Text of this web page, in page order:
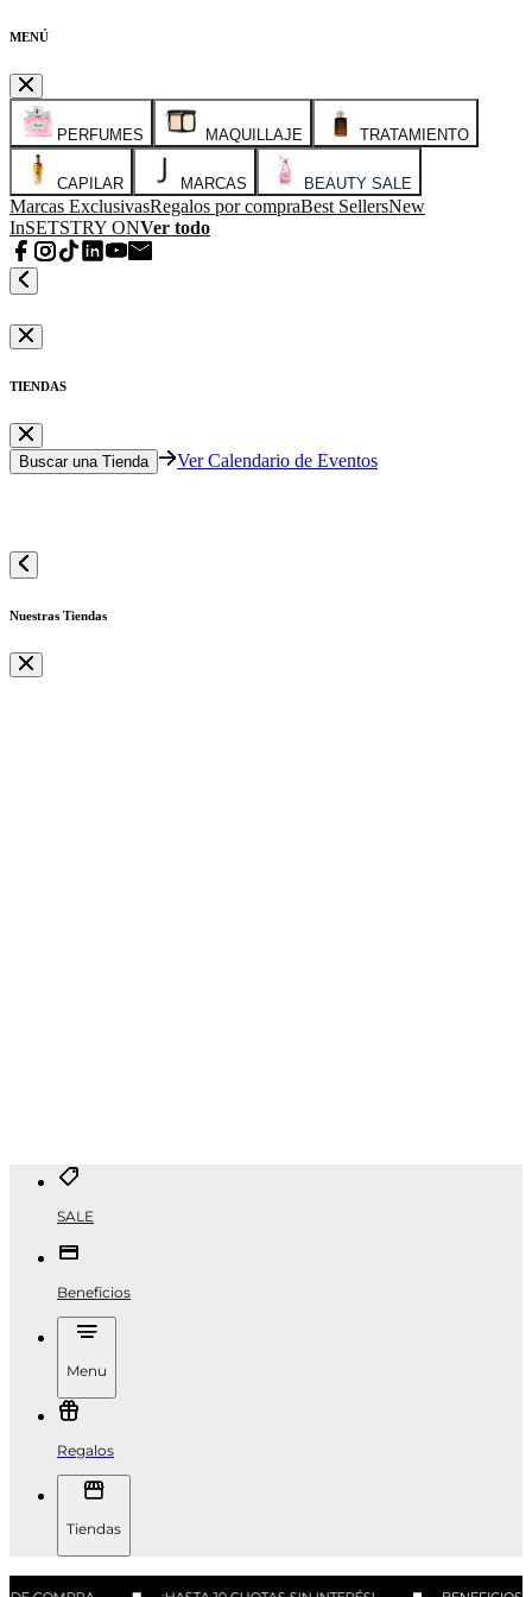
MENÚ
PERFUMES MAQUILLAJE TRATAMIENTO
CAPILAR MARCAS BEAUTY SALE
Marcas ExclusivasRegalos por compraBest SellersNew
InSETSTRY ONVer todo
TIENDAS
Buscar una Tienda Ver Calendario de Eventos
Nuestras Tiendas
SALE
Beneficios
Menu
Regalos
Tiendas